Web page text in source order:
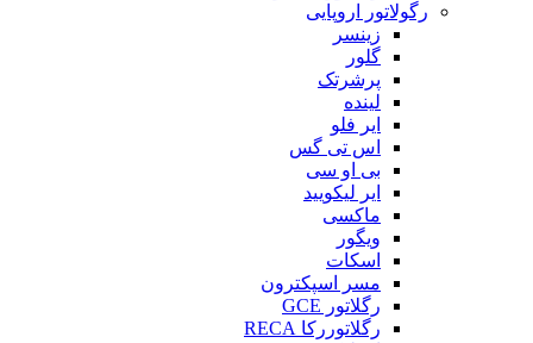
رگولاتور اروپایی
زینسر
گلور
پرشرتک
لینده
ایر فلو
اس تی گس
بی او سی
ایر لیکویید
ماکسی
ویگور
اسکات
مسر اسپکترون
رگلاتور GCE
رگلاتوررکا RECA